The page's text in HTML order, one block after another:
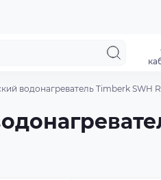
водонагреватель Timberk SWH